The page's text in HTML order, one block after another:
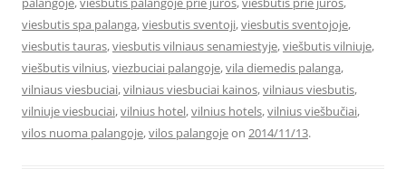
viesbutis spa palanga,viesbutis sventoji,viesbutis sventojoje,
viesbutis tauras,viesbutis vilniaus senamiestyje,viešbutis vilniuje,
viešbutis vilnius,viezbuciai palangoje,vila diemedis palanga,
vilniaus viesbuciai,vilniaus viesbuciai kainos,vilniaus viesbutis,
vilniuje viesbuciai,vilnius hotel,vilnius hotels,vilnius viešbučiai,
vilos nuoma palangoje,vilos palangojeon 2014/11/13.